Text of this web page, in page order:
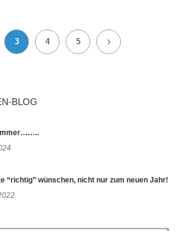
3 4 5
BLOG
“richtig” wünschen, nicht nur zum neuen Jahr!